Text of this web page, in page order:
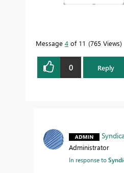
Message 4 of 11 765 Views
0 Reply
Administrator
In response to